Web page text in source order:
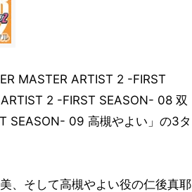
MASTER ARTIST 2 -FIRST
2 -FIRST SEASON- 08 双
SEASON- 09 高槻やよい」の3タ
、そして高槻やよい役の仁後真耶